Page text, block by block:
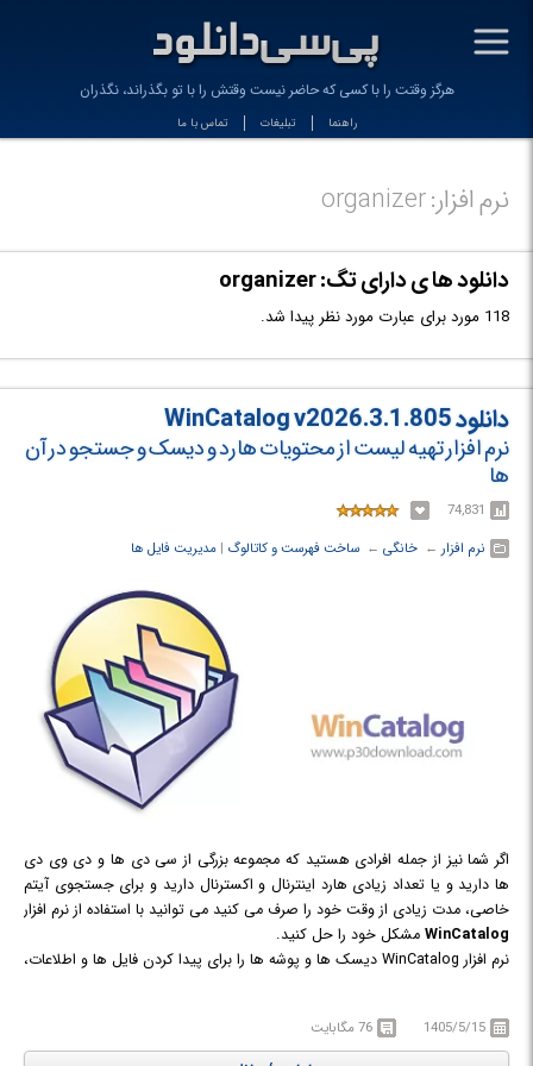
-
هرگز وقتت را با کسی که حاضر نیست وقتش را با تو بگذراند، نگذران
راهنما تبلیغات تماس با ما
نرم افزار: organizer
دانلود ها ی دارای تگ: organizer
118 مورد برای عبارت مورد نظر پیدا شد.
دانلود WinCatalog v2026.3.1.805
نرم افزار تهیه لیست از محتویات هارد و دیسک و جستجو در آن
ها
74,831
نرم افزار ← ‏ خانگی ← ‏ ساخت فهرست و کاتالوگ ‏| مدیریت فایل ها
اگر شما نیز از جمله افرادی هستید که مجموعه بزرگی از سی دی ها و دی وی دی
ها دارید و یا تعداد زیادی هارد اینترنال و اکسترنال دارید و برای جستجوی آیتم
خاصی، مدت زیادی از وقت خود را صرف می کنید می توانید با استفاده از نرم افزار
WinCatalog مشکل خود را حل کنید.
نرم افزار WinCatalog دیسک ها و پوشه ها را برای پیدا کردن فایل ها و اطلاعات،
دسترسی به یک فایل، تمامی سی دی های خود را جستجو کنید، فقط کافیست
این نرم افزار را باز کنید و اسم فایل خود را جستجو کنید و ببینید که آن فایل در
1405/5/15 76 مگابایت